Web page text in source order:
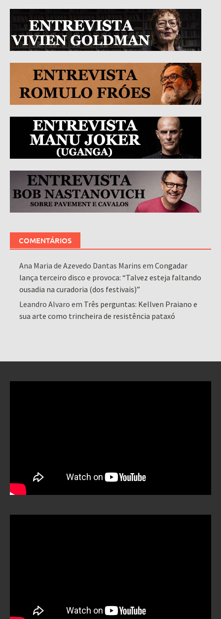
COMENTÁRIOS
Ana Maria de Azevedo Dantas Marins emCongadar
lança terceiro disco e provoca: “Talvez esteja faltando
ousadia na curadoria (dos festivais)”
Leandro Alvaro em Três perguntas: Kellven Praiano e
sua arte como trincheira de resistência pataxó